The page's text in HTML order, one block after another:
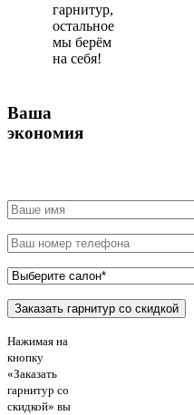
гарнитур,
остальное
мы берём
на себя!
Ваша
экономия
Нажимая на
кнопку
«Заказать
гарнитур со
скидкой» вы